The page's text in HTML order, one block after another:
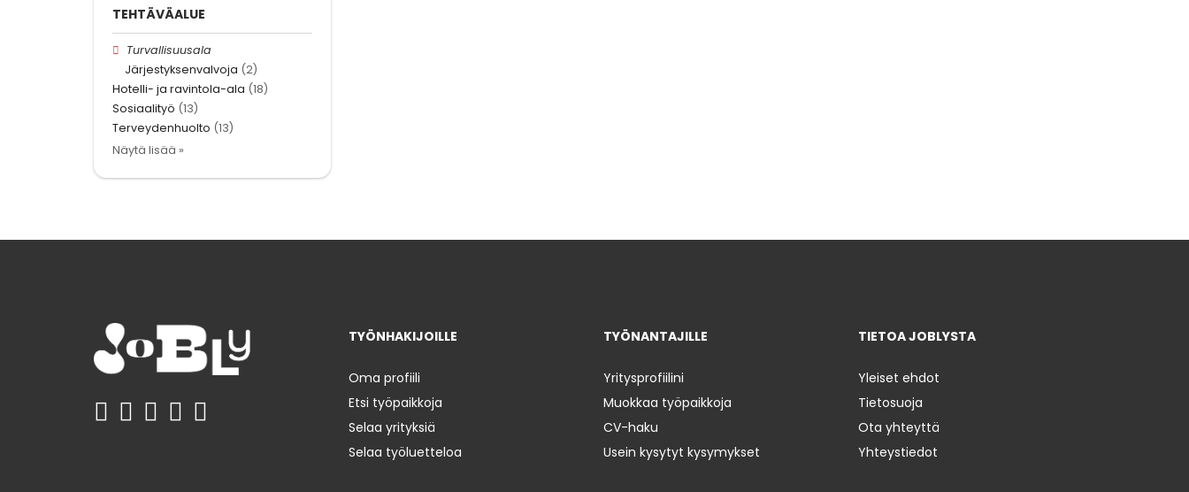
TEHTÄVÄALUE
Turvallisuusala
Järjestyksenvalvoja (2)
Hotelli- ja ravintola-ala (18)
Sosiaalityö (13)
Terveydenhuolto (13)
Näytä lisää »
TYÖNHAKIJOILLE
Oma profiili
Etsi työpaikkoja
Selaa yrityksiä
Selaa työluetteloa
TYÖNANTAJILLE
Yritysprofiilini
Muokkaa työpaikkoja
CV-haku
Usein kysytyt kysymykset
TIETOA JOBLYSTA
Yleiset ehdot
Tietosuoja
Ota yhteyttä
Yhteystiedot